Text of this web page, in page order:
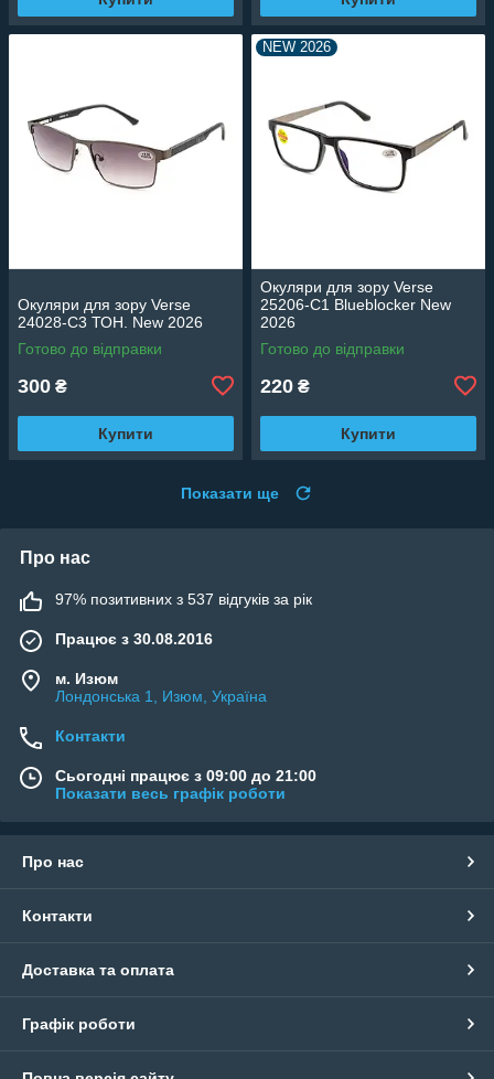
Окуляри для зору Verse
24028-C3 ТОН. New 2026
Готово до відправки
300 ₴
Купити
NEW 2026
Окуляри для зору Verse
25206-C1 Blueblocker New
2026
Готово до відправки
220 ₴
Купити
Показати ще
Про нас
97% позитивних з 537 відгуків за рік
Працює з 30.08.2016
м. Изюм
Лондонська 1, Изюм, Україна
Контакти
Сьогодні працює з 09:00 до 21:00
Показати весь графік роботи
Про нас
Контакти
Доставка та оплата
Графік роботи